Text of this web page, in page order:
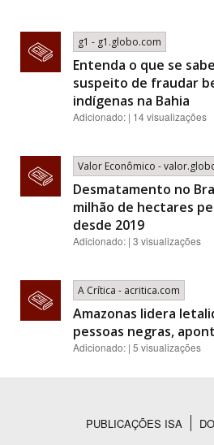
g1 - g1.globo.com
Entenda o que se
suspeito de fraudar
indígenas na Bahia
Adicionado: | 14 visualizações
Valor Econômico -
Desmatamento no
milhão de hectares
desde 2019
Adicionado: | 3 visualizações
A Crítica - acritica.com
Amazonas lidera
pessoas negras,
Adicionado: | 5 visualizações
PUBLICAÇÕES ISA